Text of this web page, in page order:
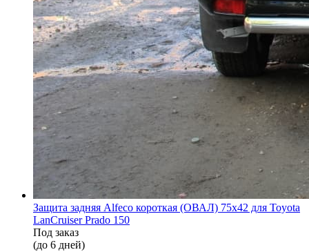
Защита задняя Alfeco короткая (ОВАЛ) 75х42 для Toyota
LanCruiser Prado 150
Под заказ
(до 6 дней)